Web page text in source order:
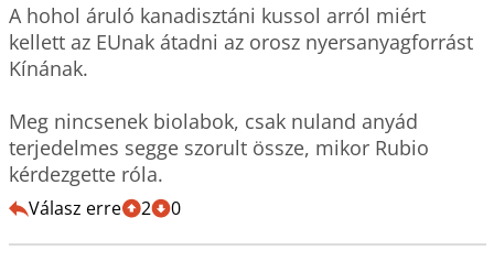
A hohol áruló kanadisztáni kussol arról miért
kellett az EUnak átadni az orosz nyersanyagforrást
Kínának.
Meg nincsenek biolabok, csak nuland anyád
terjedelmes segge szorult össze, mikor Rubio
kérdezgette róla.
Válasz erre 2 0